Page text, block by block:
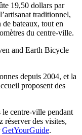
19,50 dollars par
traditionnel,
bateaux, tout en
du centre-ville.
and Earth Bicycle
depuis 2004, et la
proposent des
le centre-ville pendant
réserver des visites,
GetYourGuide.